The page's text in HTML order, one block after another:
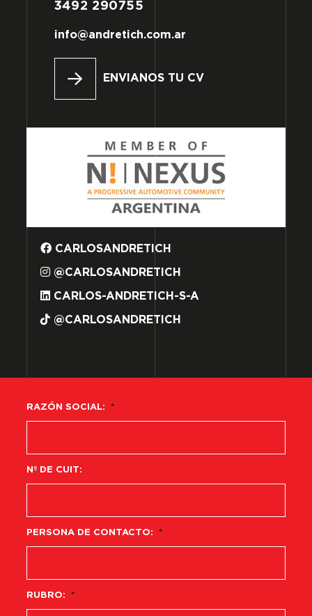
3492 290755
info@andretich.com.ar
ENVIANOS TU CV
CARLOSANDRETICH
@CARLOSANDRETICH
CARLOS-ANDRETICH-S-A
@CARLOSANDRETICH
RAZÓN SOCIAL: *
Nº DE CUIT:
PERSONA DE CONTACTO: *
RUBRO: *